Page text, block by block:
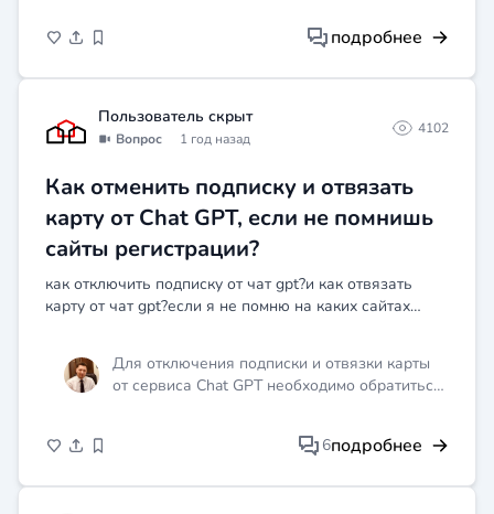
подробнее
Пользователь скрыт
Вопрос 1 год назад
4102
Как отменить подписку и отвязать
карту от Chat GPT, если не помнишь
сайты регистрации?
как отключить подписку от чат gpt?и как отвязать
карту от чат gpt?если я не помню на каких сайтах
Для отключения подписки и отвязки карты
от сервиса Chat GPT необходимо обратиться
попробуйте вспомнить возможные адреса
6подробнее